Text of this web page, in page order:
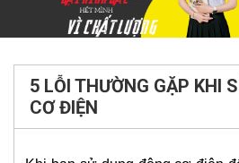
5 LỖI THƯỜNG GẶP KHI
CƠ ĐIỆN